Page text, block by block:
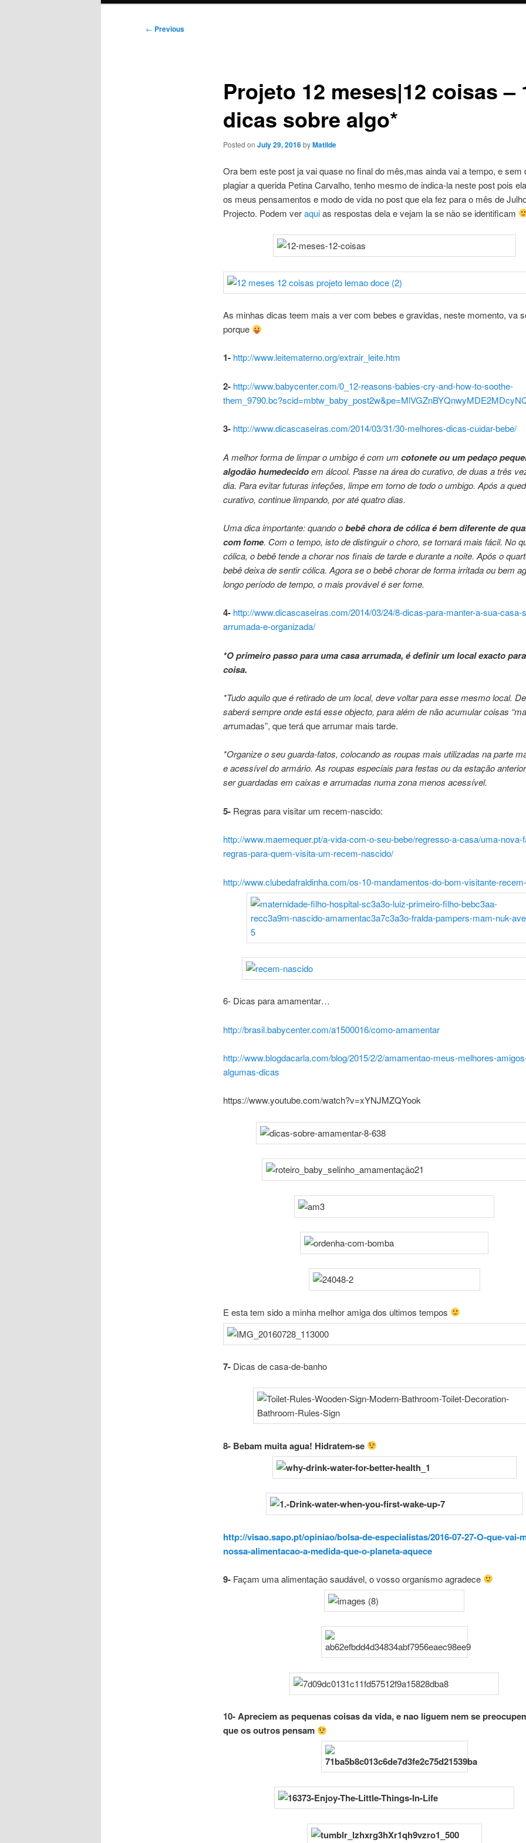
Post
← Previous
Projeto 12 meses|12 coisas –
dicas sobre algo*
Posted on July 29, 2016byMatilde
Ora bem este post ja vai quase no final do mês,mas ainda vai a tempo, e sem
plagiar a querida Petina Carvalho, tenho mesmo de indica-la neste post pois
os meus pensamentos e modo de vida no post que ela fez para o mês de
Projecto. Podem veraquias respostas dela e vejam la se não se identificam
As minhas dicas teem mais a ver com bebes e gravidas, neste momento, va
porque
1- http://www.leitematerno.org/extrair_leite.htm
2- http://www.babycenter.com/0_12-reasons-babies-cry-and-how-to-soothe-
3- http://www.dicascaseiras.com/2014/03/31/30-melhores-dicas-cuidar-bebe/
A melhor forma de limpar o umbigo é com um cotonete ou um pedaço
algodão humedecidoem álcool. Passe na área do curativo, de duas a três
dia. Para evitar futuras infeções, limpe em torno de todo o umbigo. Após a
curativo, continue limpando, por até quatro dias.
Uma dica importante: quando obebê chora de cólica é bem diferente de
com fome. Com o tempo, isto de distinguir o choro, se tornará mais fácil. No
cólica, o bebê tende a chorar nos finais de tarde e durante a noite. Após o
bebê deixa de sentir cólica. Agora se o bebê chorar de forma irritada ou bem
longo período de tempo, o mais provável é ser fome.
4- http://www.dicascaseiras.com/2014/03/24/8-dicas-para-manter-a-sua-casa-
arrumada-e-organizada/
*O primeiro passo para uma casa arrumada, é definir um local exacto
coisa.
*Tudo aquilo que é retirado de um local, deve voltar para esse mesmo local.
saberá sempre onde está esse objecto, para além de não acumular coisas
arrumadas”, que terá que arrumar mais tarde.
*Organize o seu guarda-fatos, colocando as roupas mais utilizadas na parte
e acessível do armário. As roupas especiais para festas ou da estação
ser guardadas em caixas e arrumadas numa zona menos acessível.
5-Regras para visitar um recem-nascido:
http://www.maemequer.pt/a-vida-com-o-seu-bebe/regresso-a-casa/uma-nova-
regras-para-quem-visita-um-recem-nascido/
http://www.clubedafraldinha.com/os-10-mandamentos-do-bom-visitante-
6- Dicas para amamentar…
http://brasil.babycenter.com/a1500016/como-amamentar
http://www.blogdacarla.com/blog/2015/2/2/amamentao-meus-melhores-
algumas-dicas
https://www.youtube.com/watch?v=xYNJMZQYook
E esta tem sido a minha melhor amiga dos ultimos tempos
7- Dicas de casa-de-banho
8- Bebam muita agua! Hidratem-se
http://visao.sapo.pt/opiniao/bolsa-de-especialistas/2016-07-27-O-que-vai-
nossa-alimentacao-a-medida-que-o-planeta-aquece
9- Façam uma alimentação saudável, o vosso organismo agradece
10- Apreciem as pequenas coisas da vida, e nao liguem nem se
que os outros pensam